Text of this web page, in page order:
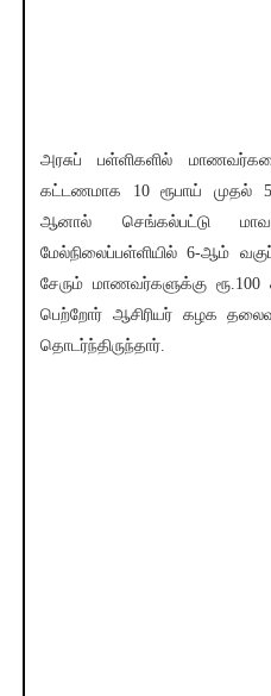
அரசுப் பள்ளிகளில்
கட்டணமாக 10 ரூபாய் முதல்
ஆனால் செங்கல்பட்டு
மேல்நிலைப்பள்ளியில் 6-ஆம்
சேரும் மாணவர்களுக்கு ரூ.100
பெற்றோர் ஆசிரியர் கழக
தொடர்ந்திருந்தார்.